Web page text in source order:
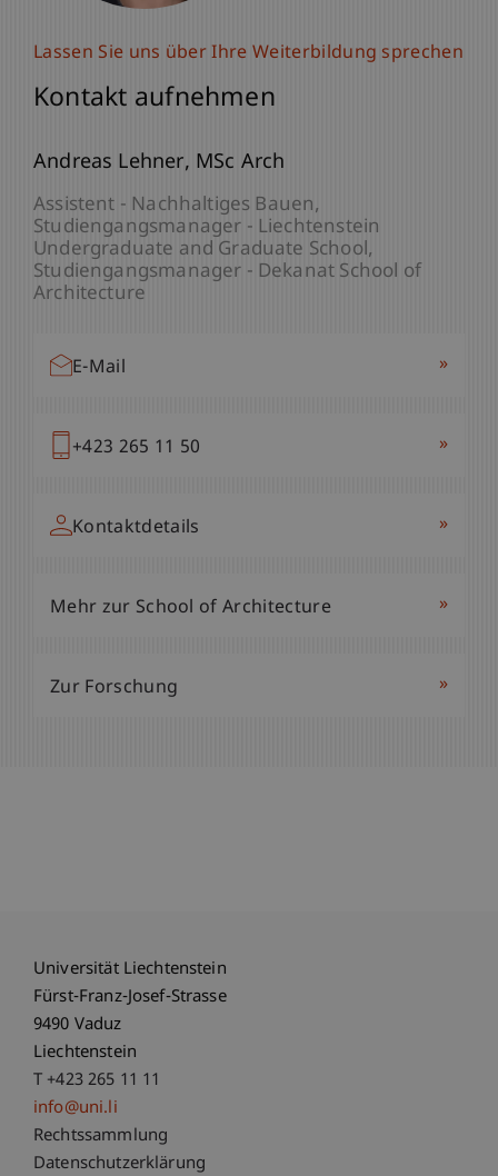
Lassen Sie uns über Ihre Weiterbildung sprechen
Kontakt aufnehmen
Andreas Lehner MSc Arch
Assistent - Nachhaltiges Bauen
Studiengangsmanager - Liechtenstein
Undergraduate and Graduate School
Studiengangsmanager - Dekanat School of
Architecture
E-Mail »
+423 265 11 50 »
Kontaktdetails »
Mehr zur School of Architecture »
Zur Forschung »
Universität Liechtenstein
Fürst-Franz-Josef-Strasse
9490 Vaduz
Liechtenstein
T +423 265 11 11
info@uni.li
Fußzeile Rechtliche Hinweise
Rechtssammlung
Datenschutzerklärung